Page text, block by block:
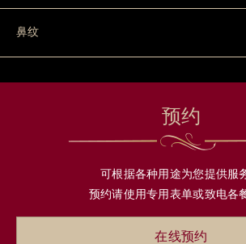
鼻纹
预约
可根据各种用途为您提供服
预约请使用专用表单或致电各
在线预约